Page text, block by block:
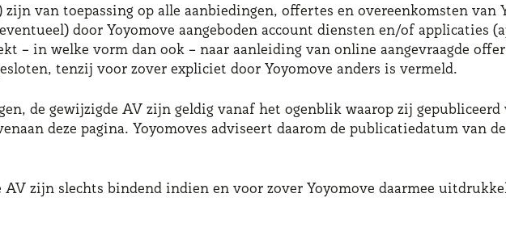
zijn van toepassing op alle aanbiedingen, offertes en overeenkomsten van
door Yoyomove aangeboden account diensten en/of applicaties
– in welke vorm dan ook – naar aanleiding van online aangevraagde
tenzij voor zover expliciet door Yoyomove anders is vermeld.
de gewijzigde AV zijn geldig vanaf het ogenblik waarop zij
deze pagina. Yoyomoves adviseert daarom de publicatiedatum van
zijn slechts bindend indien en voor zover Yoyomove daarmee